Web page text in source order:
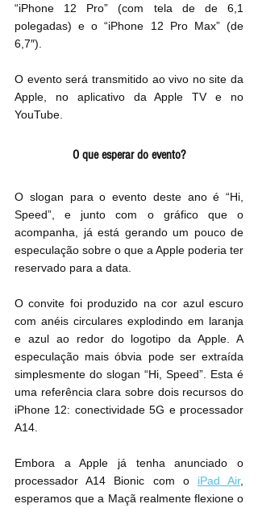
“iPhone 12 Pro” (com tela de de 6,1
polegadas) e o “iPhone 12 Pro Max” (de
6,7″).
O evento será transmitido ao vivo no site da
Apple, no aplicativo da Apple TV e no
YouTube.
O que esperar do evento?
O slogan para o evento deste ano é “Hi,
Speed”, e junto com o gráfico que o
acompanha, já está gerando um pouco de
especulação sobre o que a Apple poderia ter
reservado para a data.
O convite foi produzido na cor azul escuro
com anéis circulares explodindo em laranja
e azul ao redor do logotipo da Apple. A
especulação mais óbvia pode ser extraída
simplesmente do slogan “Hi, Speed”. Esta é
uma referência clara sobre dois recursos do
iPhone 12: conectividade 5G e processador
A14.
Embora a Apple já tenha anunciado o
processador A14 Bionic com o iPad Air,
esperamos que a Maçã realmente flexione o